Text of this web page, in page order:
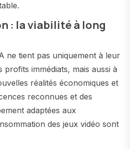
: la viabilité à long
ne tient pas uniquement à leur
profits immédiats, mais aussi à
réalités économiques et
reconnues et des
adaptées aux
des jeux vidéo sont